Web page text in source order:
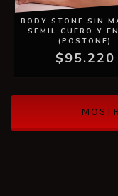
BODY STONE SIN
SEMIL CUERO Y
(POSTONE)
$95.220